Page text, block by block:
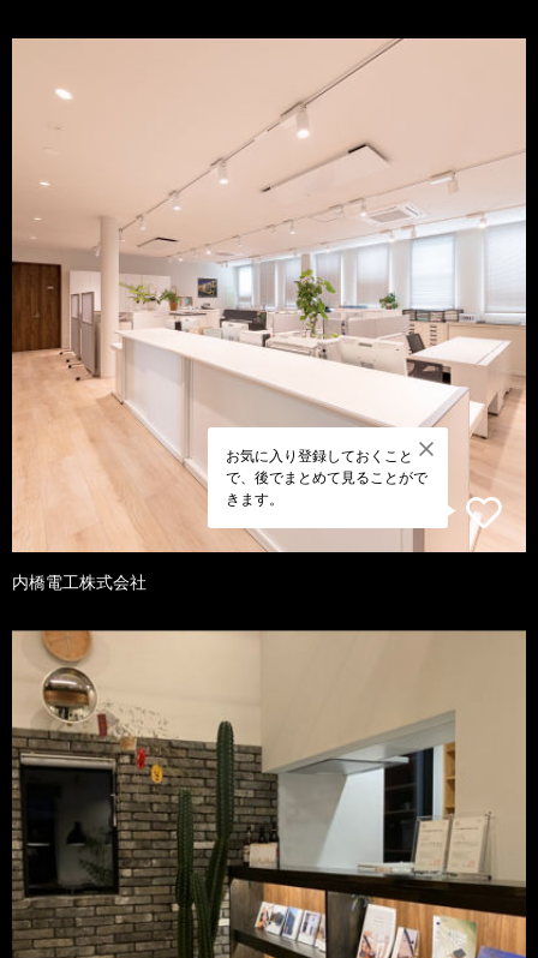
お気に入り登録しておくこと
で、後でまとめて見ることがで
きます。
内橋電工株式会社